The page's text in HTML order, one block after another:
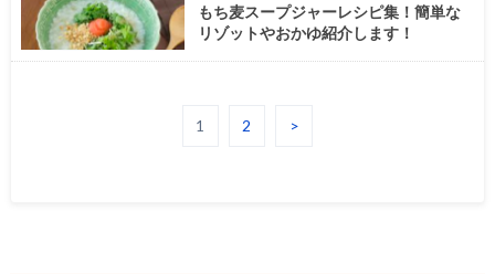
もち麦スープジャーレシピ集！簡単な
リゾットやおかゆ紹介します！
1 2 >